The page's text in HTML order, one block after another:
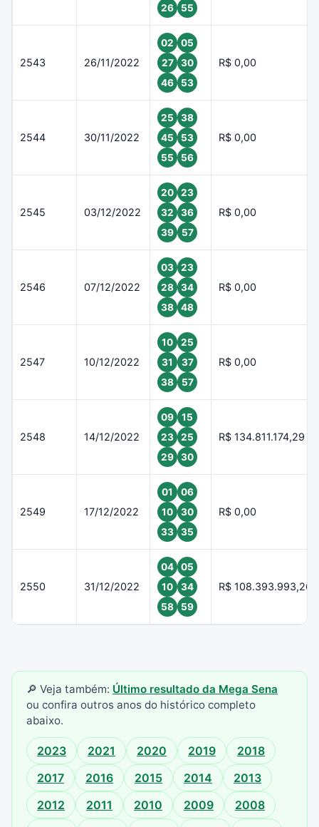
26
55
2543 26/11/2022
02
05
27
30
46
53
R$ 0,00
2544 30/11/2022
25
38
45
53
55
56
R$ 0,00
2545 03/12/2022
20
23
32
36
39
57
R$ 0,00
2546 07/12/2022
03
23
28
34
38
48
R$ 0,00
2547 10/12/2022
10
25
31
37
38
57
R$ 0,00
2548 14/12/2022
09
15
23
25
29
30
R$ 134.811.174,29
2549 17/12/2022
01
06
10
30
33
35
R$ 0,00
2550 31/12/2022
04
05
10
34
58
59
R$ 108.393.993,26
🔎 Veja também: Último resultado da Mega Sena
ou confira outros anos do histórico completo
abaixo.
2023 2021 2020 2019
2018
2017
2016 2015 2014
2013
2012
2011 2010 2009
2008